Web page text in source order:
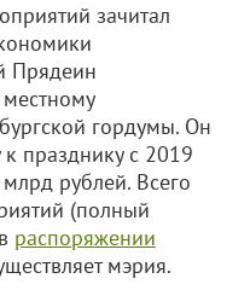
зачитал
Прядеин
гордумы. Он
к празднику с 2019
рублей. Всего
(полный
распоряжении
мэрия.